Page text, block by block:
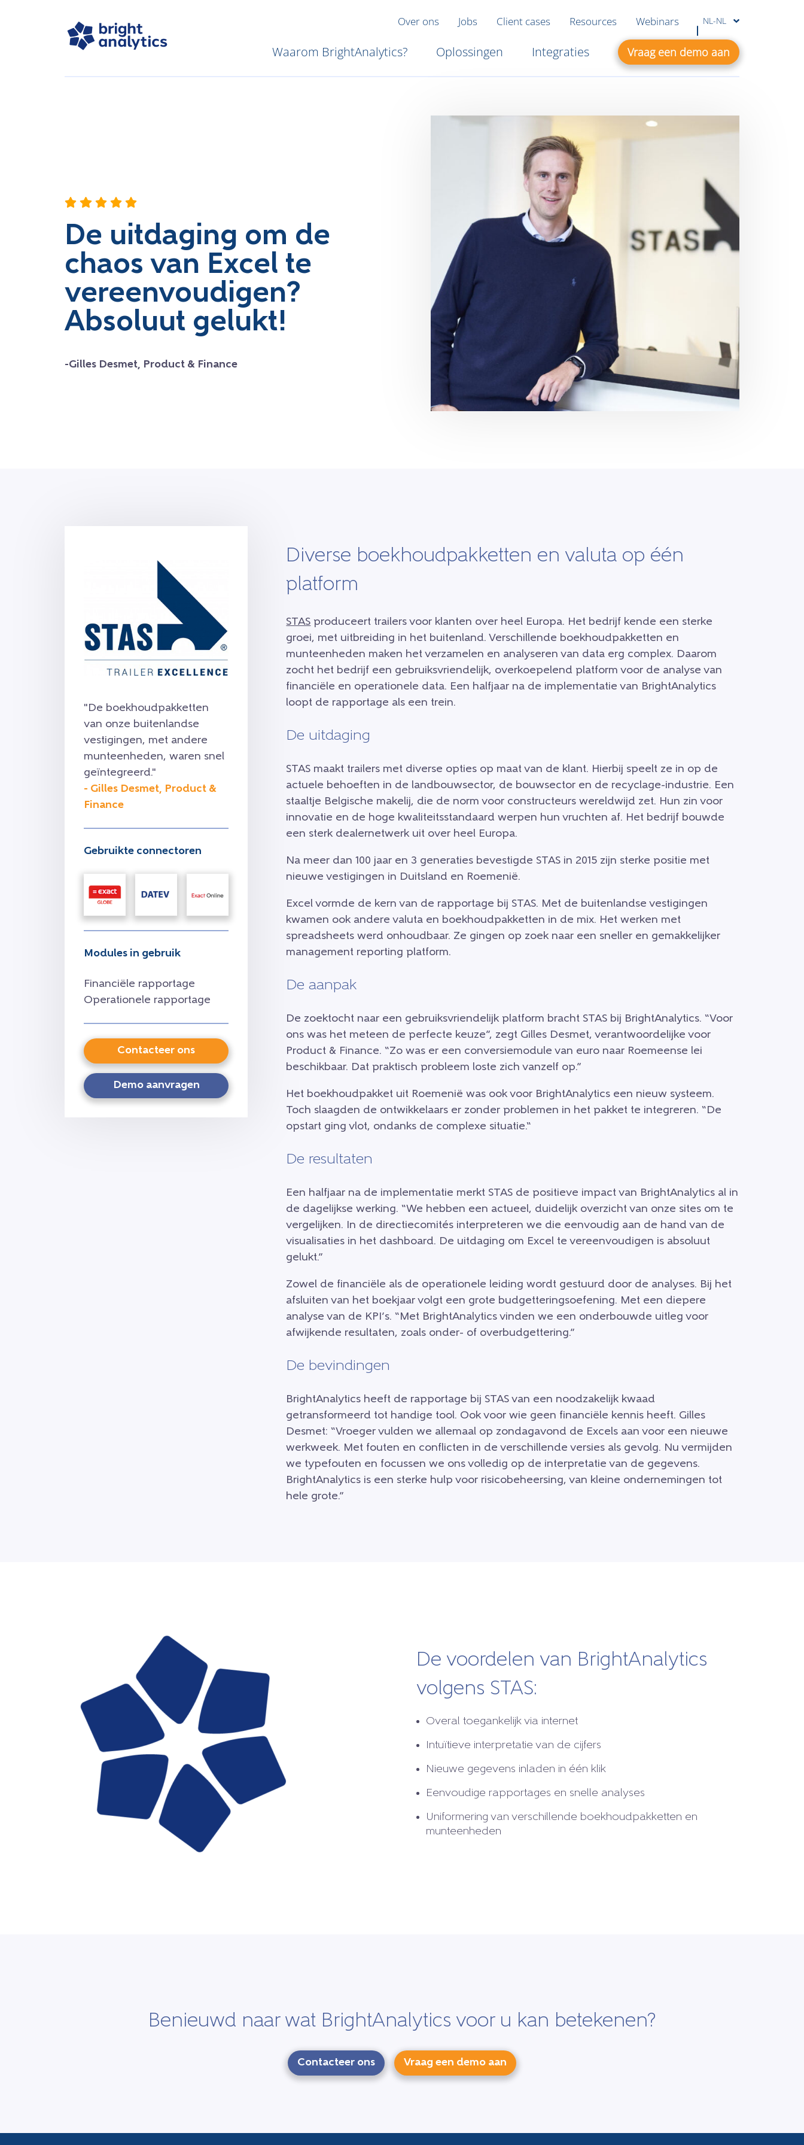
Over ons Jobs Client cases Resources Webinars NL-NL
Waarom BrightAnalytics? Oplossingen Integraties Vraag een demo aan
De uitdaging om de
chaos van Excel te
vereenvoudigen?
Absoluut gelukt!
-Gilles Desmet, Product & Finance
"De boekhoudpakketten
van onze buitenlandse
vestigingen, met andere
munteenheden, waren snel
geïntegreerd."
- Gilles Desmet, Product &
Finance
Gebruikte connectoren
Modules in gebruik
Financiële rapportage
Operationele rapportage
Contacteer ons
Demo aanvragen
Diverse boekhoudpakketten en valuta op één
platform
STAS produceert trailers voor klanten over heel Europa. Het bedrijf kende een sterke
groei, met uitbreiding in het buitenland. Verschillende boekhoudpakketten en
munteenheden maken het verzamelen en analyseren van data erg complex. Daarom
zocht het bedrijf een gebruiksvriendelijk, overkoepelend platform voor de analyse van
financiële en operationele data. Een halfjaar na de implementatie van BrightAnalytics
loopt de rapportage als een trein.
De uitdaging
STAS maakt trailers met diverse opties op maat van de klant. Hierbij speelt ze in op de
actuele behoeften in de landbouwsector, de bouwsector en de recyclage-industrie. Een
staaltje Belgische makelij, die de norm voor constructeurs wereldwijd zet. Hun zin voor
innovatie en de hoge kwaliteitsstandaard werpen hun vruchten af. Het bedrijf bouwde
een sterk dealernetwerk uit over heel Europa.
Na meer dan 100 jaar en 3 generaties bevestigde STAS in 2015 zijn sterke positie met
nieuwe vestigingen in Duitsland en Roemenië.
Excel vormde de kern van de rapportage bij STAS. Met de buitenlandse vestigingen
kwamen ook andere valuta en boekhoudpakketten in de mix. Het werken met
spreadsheets werd onhoudbaar. Ze gingen op zoek naar een sneller en gemakkelijker
management reporting platform.
De aanpak
De zoektocht naar een gebruiksvriendelijk platform bracht STAS bij BrightAnalytics. “Voor
ons was het meteen de perfecte keuze”, zegt Gilles Desmet, verantwoordelijke voor
Product & Finance. “Zo was er een conversiemodule van euro naar Roemeense lei
beschikbaar. Dat praktisch probleem loste zich vanzelf op.”
Het boekhoudpakket uit Roemenië was ook voor BrightAnalytics een nieuw systeem.
Toch slaagden de ontwikkelaars er zonder problemen in het pakket te integreren. “De
opstart ging vlot, ondanks de complexe situatie.“
De resultaten
Een halfjaar na de implementatie merkt STAS de positieve impact van BrightAnalytics al in
de dagelijkse werking. “We hebben een actueel, duidelijk overzicht van onze sites om te
vergelijken. In de directiecomités interpreteren we die eenvoudig aan de hand van de
visualisaties in het dashboard. De uitdaging om Excel te vereenvoudigen is absoluut
gelukt.”
Zowel de financiële als de operationele leiding wordt gestuurd door de analyses. Bij het
afsluiten van het boekjaar volgt een grote budgetteringsoefening. Met een diepere
analyse van de KPI’s. “Met BrightAnalytics vinden we een onderbouwde uitleg voor
afwijkende resultaten, zoals onder- of overbudgettering.”
De bevindingen
BrightAnalytics heeft de rapportage bij STAS van een noodzakelijk kwaad
getransformeerd tot handige tool. Ook voor wie geen financiële kennis heeft. Gilles
Desmet: “Vroeger vulden we allemaal op zondagavond de Excels aan voor een nieuwe
werkweek. Met fouten en conflicten in de verschillende versies als gevolg. Nu vermijden
we typefouten en focussen we ons volledig op de interpretatie van de gegevens.
BrightAnalytics is een sterke hulp voor risicobeheersing, van kleine ondernemingen tot
hele grote.”
De voordelen van BrightAnalytics
volgens STAS:
Overal toegankelijk via internet
Intuïtieve interpretatie van de cijfers
Nieuwe gegevens inladen in één klik
Eenvoudige rapportages en snelle analyses
Uniformering van verschillende boekhoudpakketten en
munteenheden
Benieuwd naar wat BrightAnalytics voor u kan betekenen?
Contacteer ons Vraag een demo aan